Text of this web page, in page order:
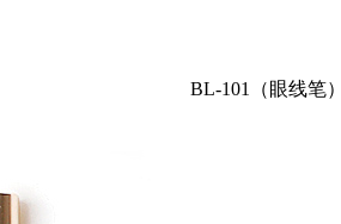
BL-101（眼线笔）